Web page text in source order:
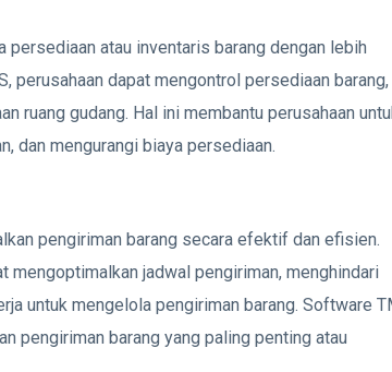
atau inventaris barang dengan lebih
perusahaan dapat mengontrol persediaan barang,
ruang gudang. Hal ini membantu perusahaan
dan mengurangi biaya persediaan.
pengiriman barang secara efektif dan efisien.
mengoptimalkan jadwal pengiriman, menghindari
untuk mengelola pengiriman barang. Software
pengiriman barang yang paling penting atau